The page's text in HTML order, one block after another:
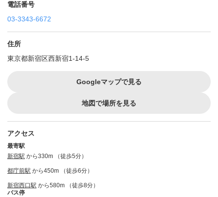
電話番号
03-3343-6672
住所
東京都新宿区西新宿1-14-5
Googleマップで見る
地図で場所を見る
アクセス
最寄駅
新宿駅 から330m （徒歩5分）
都庁前駅 から450m （徒歩6分）
新宿西口駅 から580m （徒歩8分）
バス停